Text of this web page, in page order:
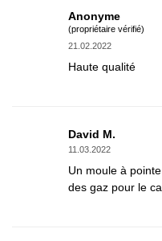
Anonyme
(propriétaire vérifié)
21.02.2022
Haute qualité
David M.
11.03.2022
Un moule à
des gaz pour le